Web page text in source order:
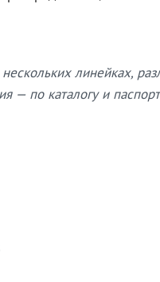
линейках,
— по каталогу и